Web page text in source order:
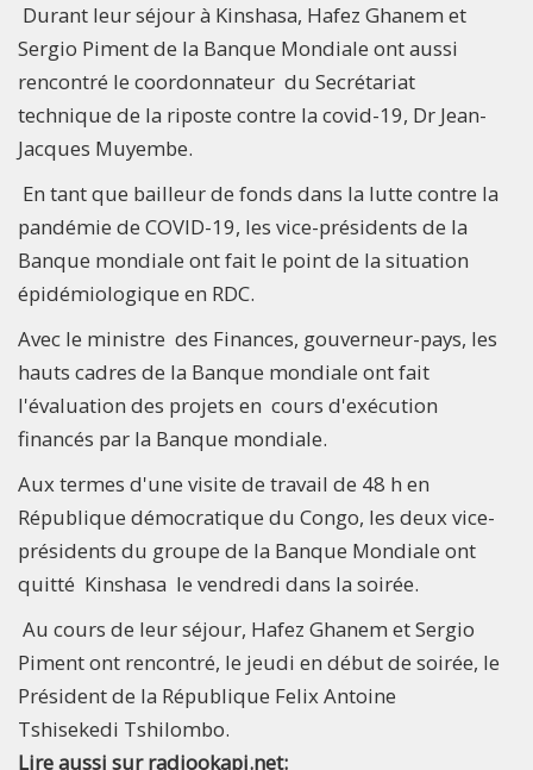
Durant leur séjour à Kinshasa, Hafez Ghanem et
Sergio Piment de la Banque Mondiale ont aussi
rencontré le coordonnateur du Secrétariat
technique de la riposte contre la covid-19, Dr Jean-
Jacques Muyembe.
En tant que bailleur de fonds dans la lutte contre la
pandémie de COVID-19, les vice-présidents de la
Banque mondiale ont fait le point de la situation
épidémiologique en RDC.
Avec le ministre des Finances, gouverneur-pays, les
hauts cadres de la Banque mondiale ont fait
l'évaluation des projets en cours d'exécution
financés par la Banque mondiale.
Aux termes d'une visite de travail de 48 h en
République démocratique du Congo, les deux vice-
présidents du groupe de la Banque Mondiale ont
quitté Kinshasa le vendredi dans la soirée.
Au cours de leur séjour, Hafez Ghanem et Sergio
Piment ont rencontré, le jeudi en début de soirée, le
Président de la République Felix Antoine
Tshisekedi Tshilombo.
Lire aussi sur radiookapi.net: